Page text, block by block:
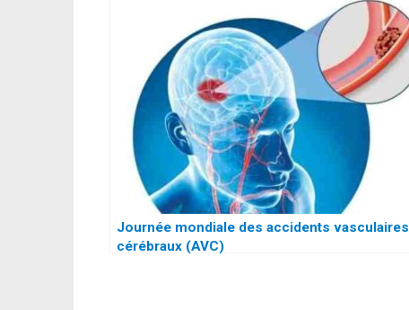
Journée mondiale des accidents vasculaires
cérébraux (AVC)